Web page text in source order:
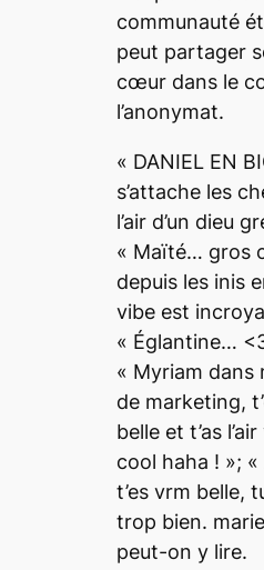
communauté
peut partager
cœur dans le
l’anonymat.
« DANIEL EN
s’attache les
l’air d’un dieu
« Maïté… gros
depuis les inis
vibe est
« Églantine…
« Myriam dans
de marketing,
belle et t’as
cool haha ! »;
t’es vrm belle,
trop bien.
peut-on y lire.